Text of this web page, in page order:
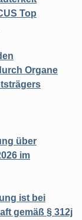
Top
Organe
über
im
ist bei
gemäß § 312j